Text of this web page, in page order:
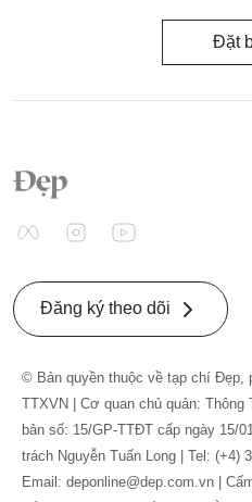
Đặt
Đăng ký theo dõi
© Bản quyền thuộc về tạp chí Đẹp,
TTXVN | Cơ quan chủ quản:
bản số: 15/GP-TTĐT cấp ngày 15/
trách Nguyễn Tuấn Long | Tel: (+4)
Email: deponline@dep.com.vn |